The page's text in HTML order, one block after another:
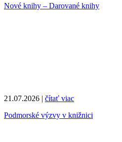
Nové knihy – Darované knihy
21.07.2026 | čítať viac
Podmorské výzvy v knižnici